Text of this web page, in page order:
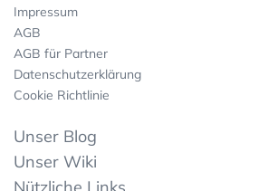
Impressum
AGB
AGB für Partner
Datenschutzerklärung
Cookie Richtlinie
Unser Blog
Unser Wiki